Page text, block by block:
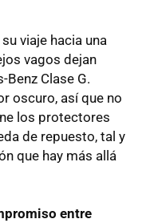
viaje hacia una
vagos dejan
Clase G.
oscuro, así que no
los protectores
de repuesto, tal y
que hay más allá
entre